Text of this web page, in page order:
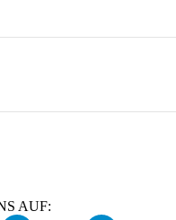
AUF: